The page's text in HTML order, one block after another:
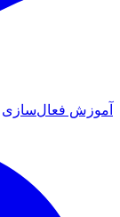
فعال‌سازی